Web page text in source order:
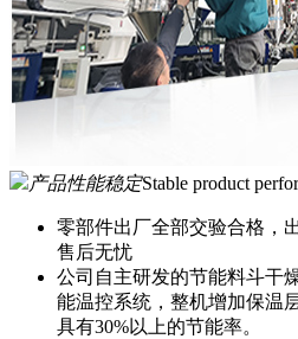
产品性能稳定Stable product
零部件出厂全部交验合格，
售后无忧
公司自主研发的节能料斗干
能温控系统，整机增加保温
具有30%以上的节能率。